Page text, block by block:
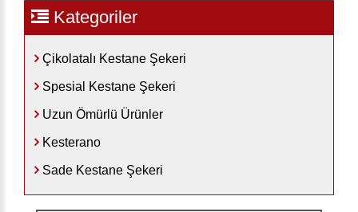
Kategoriler
Çikolatalı Kestane Şekeri
Spesial Kestane Şekeri
Uzun Ömürlü Ürünler
Kesterano
Sade Kestane Şekeri